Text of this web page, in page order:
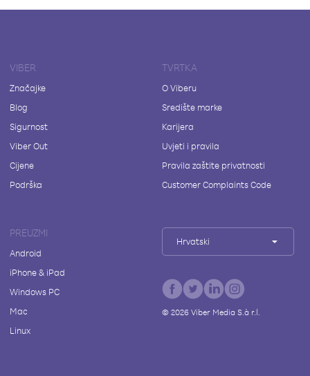
VIBER
Značajke
Blog
Sigurnost
Viber Out
Cijene
Podrška
TVRTKA
O Viberu
Središte marke
Karijera
Uvjeti i pravila
Pravila zaštite privatnosti
Customer Complaints Code
PREUZMI
Android
iPhone & iPad
Windows PC
Mac
Linux
Hrvatski
© 2026Viber Media S.à r.l.